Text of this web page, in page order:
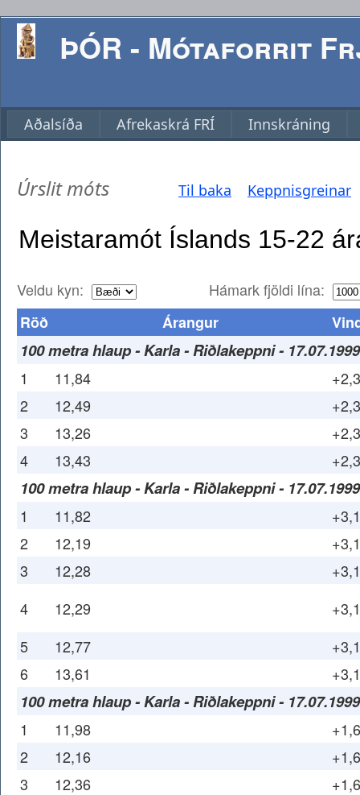
ÞÓR - Mótaforrit
Aðalsíða Afrekaskrá FRÍ Innskráning
Úrslit móts Til baka Keppnisgreinar
Veldu kyn:
Hámark fjöldi lína:
Röð
Árangur
100 metra hlaup - Karla - Riðlakeppni - 17.07.1999
1 11,84
+2,3
2
12,49
+2,3
3
13,26
+2,3
4
13,43 +2,3
100 metra hlaup - Karla - Riðlakeppni - 17.07.1999
1 11,82
+3,1
2
12,19
+3,1
3
12,28
+3,1
4
12,29
+3,1
5
12,77
+3,1
6
13,61 +3,1
100 metra hlaup - Karla - Riðlakeppni - 17.07.1999
1 11,98
+1,6
2
12,16
+1,6
3
12,36
+1,6